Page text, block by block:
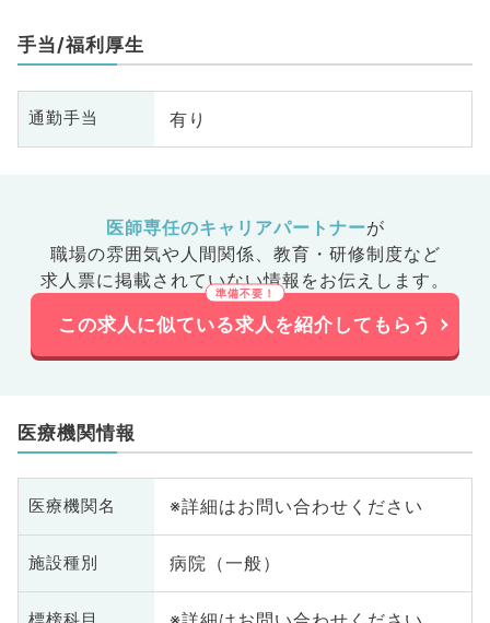
手当/福利厚生
通勤手当 有り
医師専任のキャリアパートナーが
職場の雰囲気や人間関係、 教育・研修制度など
求人票に掲載されていない情報をお伝えします。
この求人に似ている求人を紹介してもらう
医療機関情報
医療機関名 ※詳細はお問い合わせください
施設種別 病院（一般）